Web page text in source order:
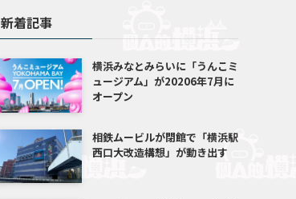
新着記事
横浜みなとみらいに「うんこミ
ュージアム」が20206年7月に
オープン
相鉄ムービルが閉館で「横浜駅
西口大改造構想」が動き出す